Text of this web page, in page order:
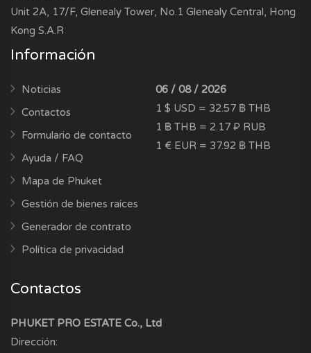
Unit 2A, 17/F, Glenealy Tower, No.1 Glenealy Central, Hong
Kong S.A.R
Información
Noticias
Contactos
Formulario de contacto
Ayuda / FAQ
Mapa de Phuket
Gestión de bienes raíces
Generador de contrato
Política de privacidad
06 / 08 / 2026
1 $ USD = 32.57 ฿ THB
1 ฿ THB = 2.17 ₽ RUB
1 € EUR = 37.92 ฿ THB
Contactos
PHUKET PRO ESTATE Co., Ltd
Dirección: